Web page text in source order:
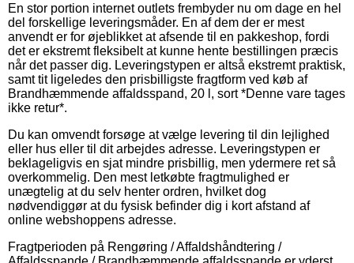
En stor portion internet outlets frembyder nu om dage en hel
del forskellige leveringsmåder. En af dem der er mest
anvendt er for øjeblikket at afsende til en pakkeshop, fordi
det er ekstremt fleksibelt at kunne hente bestillingen præcis
når det passer dig. Leveringstypen er altså ekstremt praktisk,
samt tit ligeledes den prisbilligste fragtform ved køb af
Brandhæmmende affaldsspand, 20 l, sort *Denne vare tages
ikke retur*.
Du kan omvendt forsøge at vælge levering til din lejlighed
eller hus eller til dit arbejdes adresse. Leveringstypen er
beklageligvis en sjat mindre prisbillig, men ydermere ret så
overkommelig. Den mest letkøbte fragtmulighed er
unægtelig at du selv henter ordren, hvilket dog
nødvendiggør at du fysisk befinder dig i kort afstand af
online webshoppens adresse.
Fragtperioden på Rengøring / Affaldshåndtering /